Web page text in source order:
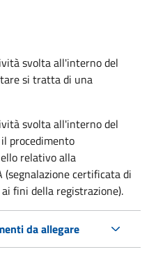
svolta all'interno del
si tratta di una
svolta all'interno del
procedimento
relativo alla
(segnalazione certificata di
fini della registrazione).
da allegare